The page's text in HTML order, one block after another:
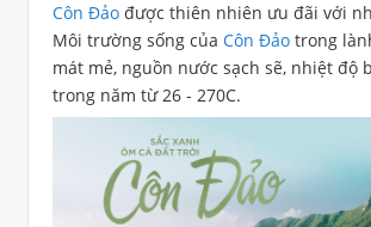
Côn Đảo được thiên nhiên ưu đãi với
Môi trường sống của Côn Đảo trong
mát mẻ, nguồn nước sạch sẽ, nhiệt độ
trong năm từ 26 - 270C.